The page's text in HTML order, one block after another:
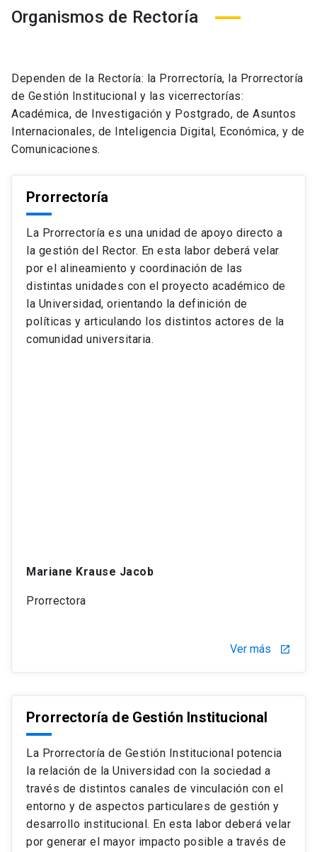
Organismos de Rectoría
Dependen de la Rectoría: la Prorrectoría, la Prorrectoría
de Gestión Institucional y las vicerrectorías:
Académica, de Investigación y Postgrado, de Asuntos
Internacionales, de Inteligencia Digital, Económica, y de
Comunicaciones.
Prorrectoría
La Prorrectoría es una unidad de apoyo directo a
la gestión del Rector. En esta labor deberá velar
por el alineamiento y coordinación de las
distintas unidades con el proyecto académico de
la Universidad, orientando la definición de
políticas y articulando los distintos actores de la
comunidad universitaria.
Mariane Krause Jacob
Prorrectora
Ver más launch
Prorrectoría de Gestión Institucional
La Prorrectoría de Gestión Institucional potencia
la relación de la Universidad con la sociedad a
través de distintos canales de vinculación con el
entorno y de aspectos particulares de gestión y
desarrollo institucional. En esta labor deberá velar
por generar el mayor impacto posible a través de